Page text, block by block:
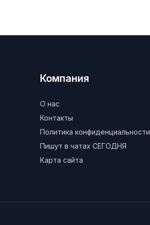
Компания
О нас
Контакты
Политика конфиденциальности
Пишут в чатах СЕГОДНЯ
Карта сайта